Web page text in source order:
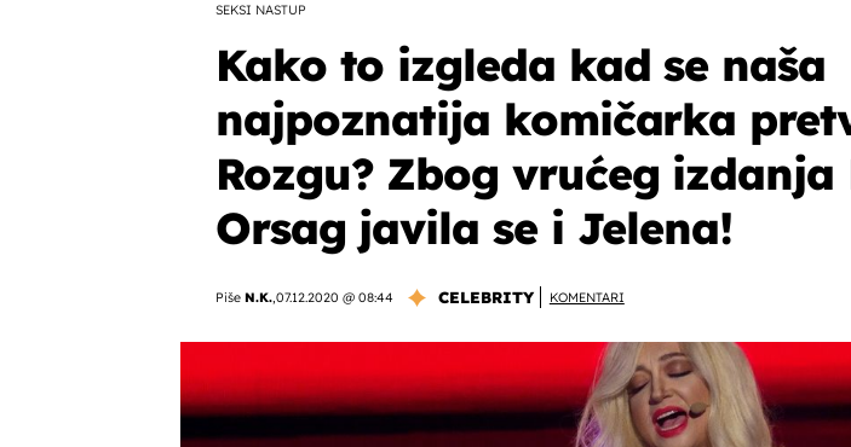
SEKSI NASTUP
Kako to izgleda kad se naša
najpoznatija komičarka
Rozgu? Zbog vrućeg izdanja
Orsag javila se i Jelena!
Piše N.K.,07.12.2020 @ 08:44 CELEBRITY KOMENTARI